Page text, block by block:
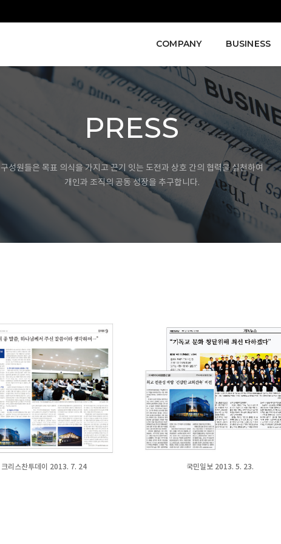
COMPANY BUSINESS
PRESS
구성원들은 목표 의식을 가지고 끈기 잇는 도전과 상호 간의 협력을 실천하여
개인과 조직의 공동 성장을 추구합니다.
크리스찬투데이 2013. 7. 24 국민일보 2013. 5. 23.